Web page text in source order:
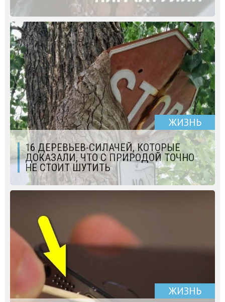
ЖИЗНЬ
16 ДЕРЕВЬЕВ-СИЛАЧЕЙ, КОТОРЫЕ
ДОКАЗАЛИ, ЧТО С ПРИРОДОЙ ТОЧНО
НЕ СТОИТ ШУТИТЬ
ЖИЗНЬ